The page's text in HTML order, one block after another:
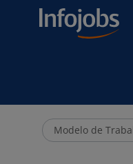
Modelo de